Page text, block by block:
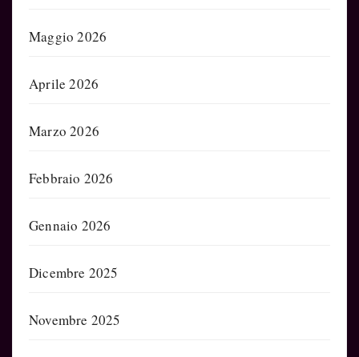
Maggio 2026
Aprile 2026
Marzo 2026
Febbraio 2026
Gennaio 2026
Dicembre 2025
Novembre 2025